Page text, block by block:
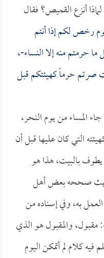
أنزع القميص؟ فقال
رخص لكم إذا أنتم
حرمتم منه إلا النساء-،
صرتم حرماً كهيئتكم قبل
المساء من يوم النحر،
التي كان عليها قبل أن
بالبيت، هذا هو
صححه بعض أهل
به، وفي إسناده من
مقبول، والمقبول هو الذي
فيه كلام لم أتمكن اليوم